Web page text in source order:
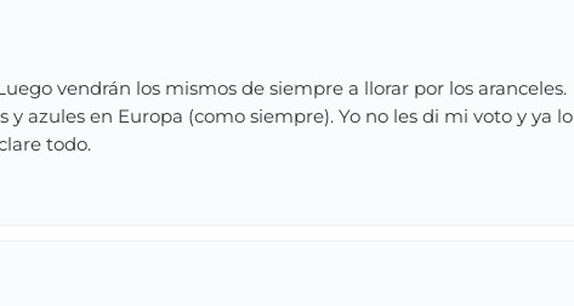
vendrán los mismos de siempre a llorar por los aranceles.
y azules en Europa (como siempre). Yo no les di mi voto y ya lo
todo.